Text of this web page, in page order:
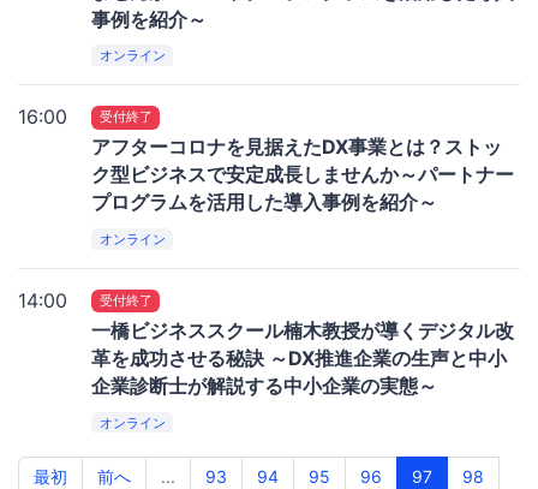
事例を紹介～
オンライン
16:00 受付終了
アフターコロナを見据えたDX事業とは？ストッ
ク型ビジネスで安定成長しませんか～パートナー
プログラムを活用した導入事例を紹介～
オンライン
14:00 受付終了
一橋ビジネススクール楠木教授が導くデジタル改
革を成功させる秘訣 ～DX推進企業の生声と中小
企業診断士が解説する中小企業の実態～
オンライン
最初 前へ ... 93 94 95 96 97
98